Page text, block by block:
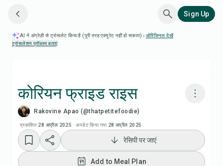
Sign Up
AI ने अंग्रेज़ी से ट्रांसलेट किया है (पूरी तरह एक्यूरेट नहीं हो सकता)। ओरिजिनल देखें·
ट्रांसलेशन प्रॉब्लम बताएं
कोरियन फ्राइड राइस
Rakovine Apao (@thatpetitefoodie)
प्रकाशित 28 अप्रैल 2025 ·अपडेट किया गया 28 अप्रैल 2025
रेसिपी वीडियो देखें
रेसिपी पर जाएं
Add to Meal Plan